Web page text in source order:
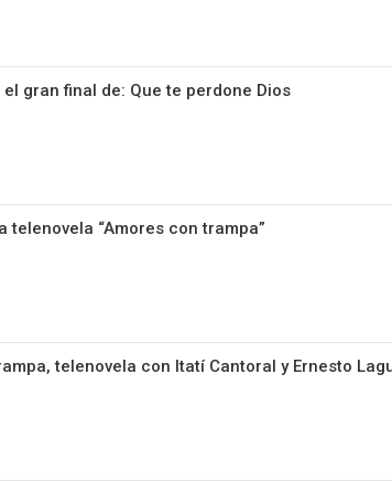
gran final de: Que te perdone Dios
“Amores con trampa”
telenovela con Itatí Cantoral y Ernesto